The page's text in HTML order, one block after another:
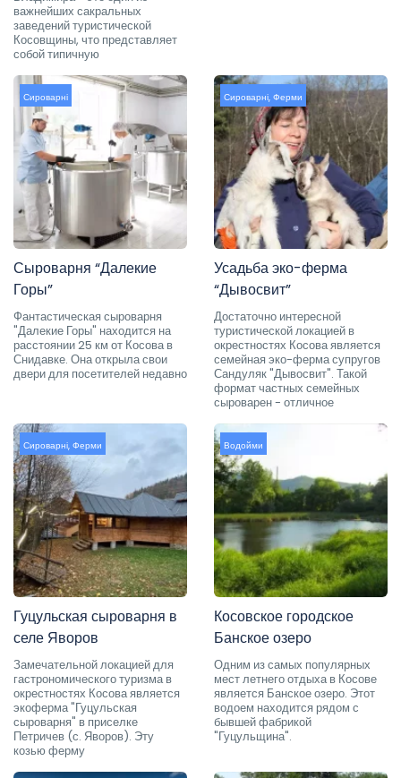
важнейших сакральных
заведений туристической
Косовщины, что представляет
собой типичную
Сироварні
Сыроварня “Далекие
Горы”
Фантастическая сыроварня
"Далекие Горы" находится на
расстоянии 25 км от Косова в
Снидавке. Она открыла свои
двери для посетителей недавно
Сироварні, Ферми
Усадьба эко-ферма
“Дывосвит”
Достаточно интересной
туристической локацией в
окрестностях Косова является
семейная эко-ферма супругов
Сандуляк "Дывосвит". Такой
формат частных семейных
сыроварен - отличное
Сироварні, Ферми
Гуцульская сыроварня в
селе Яворов
Замечательной локацией для
гастрономического туризма в
окрестностях Косова является
экоферма "Гуцульская
сыроварня" в приселке
Петричев (с. Яворов). Эту
козью ферму
Водойми
Косовское городское
Банское озеро
Одним из самых популярных
мест летнего отдыха в Косове
является Банское озеро. Этот
водоем находится рядом с
бывшей фабрикой
"Гуцульщина".